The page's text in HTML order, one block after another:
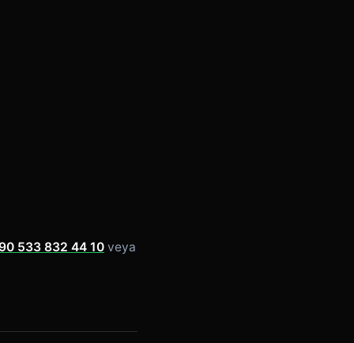
533 832 44 10 veya